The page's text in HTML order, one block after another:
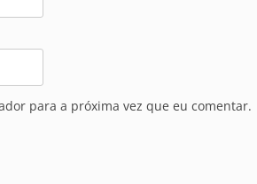
para a próxima vez que eu comentar.